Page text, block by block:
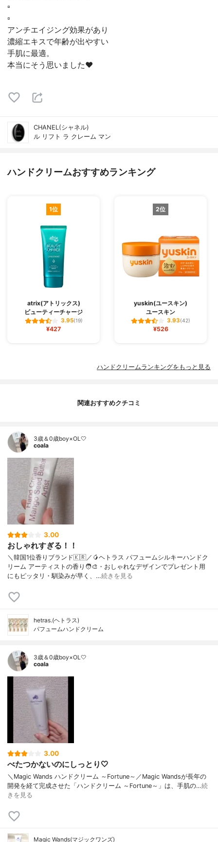
▫️
▫️
アンチエイジング効果があり
濃縮エキスで年齢が出やすい
手肌に最適。
本当にそう思いました❤︎
CHANEL(シャネル)
ル リフト ラ クレーム マン
ハンドクリームおすすめランキング
1位
atrix(アトリックス)
ビューティーチャージ
3.95(19)
¥427
2位
yuskin(ユースキン)
ユースキン
3.93(42)
¥526
ハンドクリームランキングをもっと見る
関連おすすめクチコミ
3歳＆0歳boy×OL🤍
coala
3.00
おしゃれすぎる！！
＼韓国1位香りブランド🇰🇷／🥭ヘトラス パフュームシルキーハンドク
リーム アーティストの香り🧑‍🎨・おしゃれなデザインでプレゼント用
にもピッタリ・馴染みが早く、…続きを見る
hetras.(ヘトラス)
パフュームハンドクリーム
3歳＆0歳boy×OL🤍
coala
3.00
べたつかないのにしっとり🤍
＼Magic Wands ハンドクリーム ～Fortune～／Magic Wandsが長年の
開発を経て完成させた「ハンドクリーム ～Fortune～」は、手肌の…続
きを見る
Magic Wands(マジックワンズ)